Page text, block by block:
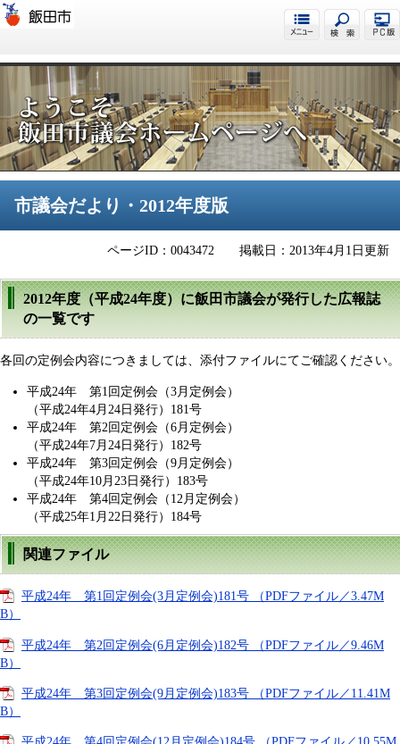
飯田市議会
市議会だより・2012年度版
ページID：0043472 掲載日：2013年4月1日更新
2012年度（平成24年度）に飯田市議会が発行した広報誌
の一覧です
各回の定例会内容につきましては、添付ファイルにてご確認ください。
平成24年 第1回定例会（3月定例会）
（平成24年4月24日発行）181号
平成24年 第2回定例会（6月定例会）
（平成24年7月24日発行）182号
平成24年 第3回定例会（9月定例会）
（平成24年10月23日発行）183号
平成24年 第4回定例会（12月定例会）
（平成25年1月22日発行）184号
関連ファイル
平成24年 第1回定例会(3月定例会)181号 （PDFファイル／3.47M
B）
平成24年 第2回定例会(6月定例会)182号 （PDFファイル／9.46M
B）
平成24年 第3回定例会(9月定例会)183号 （PDFファイル／11.41M
B）